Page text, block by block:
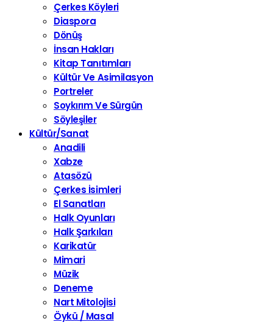
Çerkes Köyleri
Diaspora
Dönüş
İnsan Hakları
Kitap Tanıtımları
Kültür Ve Asimilasyon
Portreler
Soykırım Ve Sürgün
Söyleşiler
Kültür/Sanat
Anadili
Xabze
Atasözü
Çerkes İsimleri
El Sanatları
Halk Oyunları
Halk Şarkıları
Karikatür
Mimari
Müzik
Deneme
Nart Mitolojisi
Öykü / Masal